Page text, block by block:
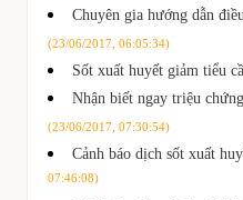
Chuyên gia hướng dẫn
(23/06/2017, 06:05:34)
Sốt xuất huyết giảm tiểu
Nhận biết ngay triệu
(23/06/2017, 07:30:54)
Cảnh báo dịch sốt xuất
07:46:08)